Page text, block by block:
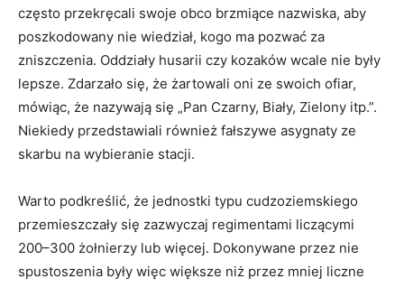
często przekręcali swoje obco brzmiące nazwiska, aby
poszkodowany nie wiedział, kogo ma pozwać za
zniszczenia. Oddziały husarii czy kozaków wcale nie były
lepsze. Zdarzało się, że żartowali oni ze swoich ofiar,
mówiąc, że nazywają się „Pan Czarny, Biały, Zielony itp.”.
Niekiedy przedstawiali również fałszywe asygnaty ze
skarbu na wybieranie stacji.
Warto podkreślić, że jednostki typu cudzoziemskiego
przemieszczały się zazwyczaj regimentami liczącymi
200–300 żołnierzy lub więcej. Dokonywane przez nie
spustoszenia były więc większe niż przez mniej liczne